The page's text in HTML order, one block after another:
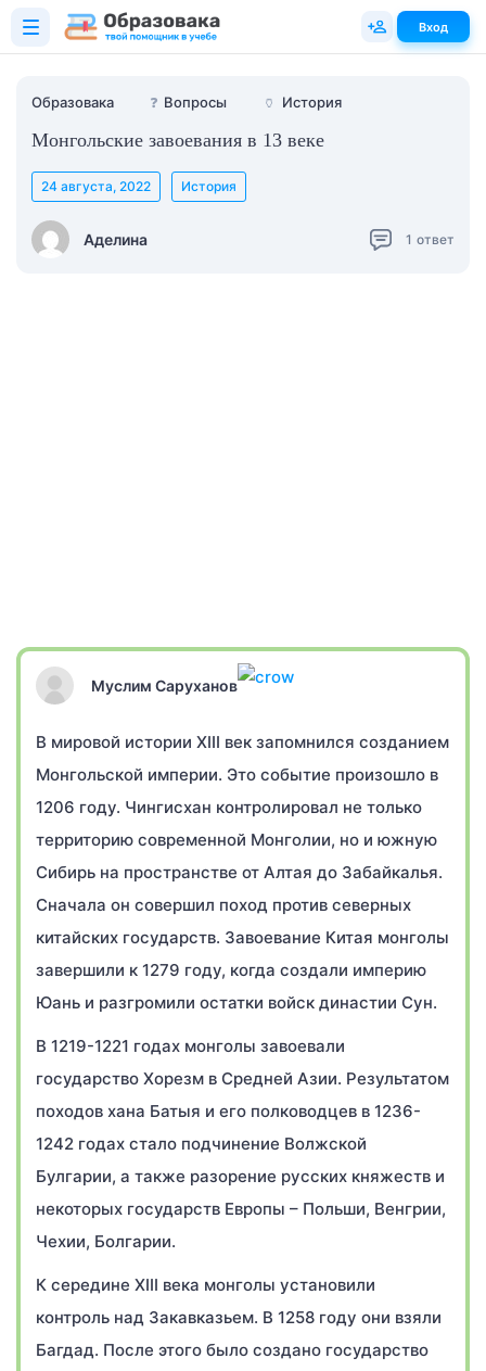
Образовака ❓ Вопросы 🏺 История
Монгольские завоевания в 13 веке
Аделина
24 августа, 2022 История
1 ответ
Муслим Саруханов
В мировой истории XIII век запомнился созданием
Монгольской империи. Это событие произошло в
1206 году. Чингисхан контролировал не только
территорию современной Монголии, но и южную
Сибирь на пространстве от Алтая до Забайкалья.
Сначала он совершил поход против северных
китайских государств. Завоевание Китая монголы
завершили к 1279 году, когда создали империю
Юань и разгромили остатки войск династии Сун.
В 1219-1221 годах монголы завоевали
государство Хорезм в Средней Азии. Результатом
походов хана Батыя и его полководцев в 1236-
1242 годах стало подчинение Волжской
Булгарии, а также разорение русских княжеств и
некоторых государств Европы – Польши, Венгрии,
Чехии, Болгарии.
К середине XIII века монголы установили
контроль над Закавказьем. В 1258 году они взяли
Багдад. После этого было создано государство
Вход